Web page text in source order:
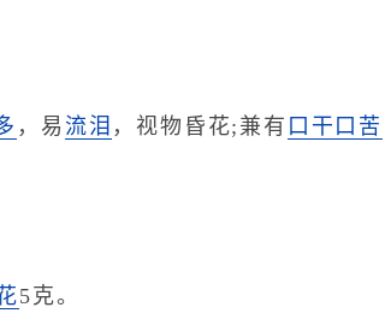
，易 流泪 ，视物昏花;兼有 口干 口苦
5克。